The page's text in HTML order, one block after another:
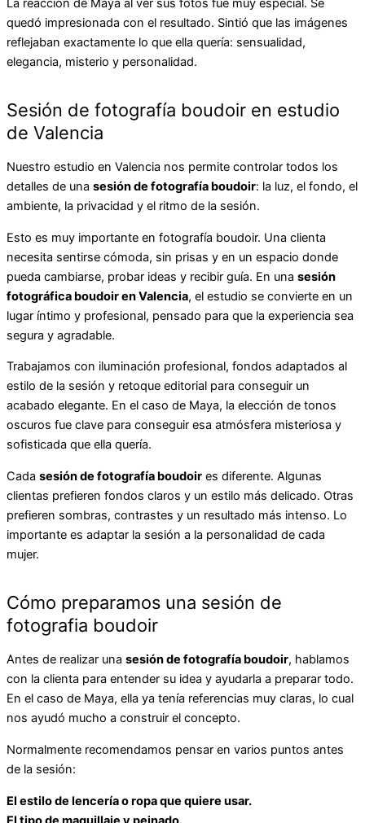
La reacción de Maya al ver sus fotos fue muy especial. Se
quedó impresionada con el resultado. Sintió que las imágenes
reflejaban exactamente lo que ella quería: sensualidad,
elegancia, misterio y personalidad.
Sesión de fotografía boudoir en estudio
de Valencia
Nuestro estudio en Valencia nos permite controlar todos los
detalles de una sesión de fotografía boudoir: la luz, el fondo, el
ambiente, la privacidad y el ritmo de la sesión.
Esto es muy importante en fotografía boudoir. Una clienta
necesita sentirse cómoda, sin prisas y en un espacio donde
pueda cambiarse, probar ideas y recibir guía. En una sesión
fotográfica boudoir en Valencia, el estudio se convierte en un
lugar íntimo y profesional, pensado para que la experiencia sea
segura y agradable.
Trabajamos con iluminación profesional, fondos adaptados al
estilo de la sesión y retoque editorial para conseguir un
acabado elegante. En el caso de Maya, la elección de tonos
oscuros fue clave para conseguir esa atmósfera misteriosa y
sofisticada que ella quería.
Cada sesión de fotografía boudoir es diferente. Algunas
clientas prefieren fondos claros y un estilo más delicado. Otras
prefieren sombras, contrastes y un resultado más intenso. Lo
importante es adaptar la sesión a la personalidad de cada
mujer.
Cómo preparamos una sesión de
fotografia boudoir
Antes de realizar una sesión de fotografía boudoir, hablamos
con la clienta para entender su idea y ayudarla a preparar todo.
En el caso de Maya, ella ya tenía referencias muy claras, lo cual
nos ayudó mucho a construir el concepto.
Normalmente recomendamos pensar en varios puntos antes
de la sesión:
El estilo de lencería o ropa que quiere usar.